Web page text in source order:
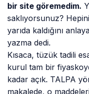
bir site göremedim.
saklıyorsunuz?
yarıda kaldığını
yazma dedi.
Kısaca, tüzük tadili
kurul tam bir
kadar açık. TALPA
makalede, o